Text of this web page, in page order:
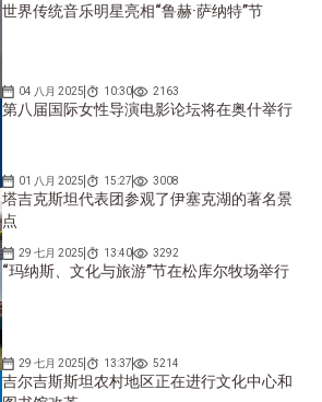
世界传统音乐明星亮相“鲁赫·萨纳特”节
04 八月 2025 10:30 2163
第八届国际女性导演电影论坛将在奥什举行
01 八月 2025 15:27 3008
塔吉克斯坦代表团参观了伊塞克湖的著名景
点
29 七月 2025 13:40 3292
“玛纳斯、文化与旅游”节在松库尔牧场举行
29 七月 2025 13:37 5214
吉尔吉斯斯坦农村地区正在进行文化中心和